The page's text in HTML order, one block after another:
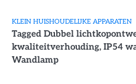
KLEIN HUISHOUDELIJKE APPARATEN
Tagged Dubbel
kwaliteitverhouding, IP54
Wandlamp